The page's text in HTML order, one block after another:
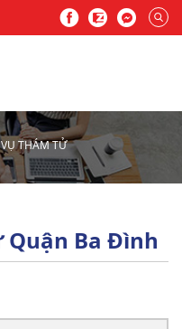
THÁM TỬ
Ba Đình